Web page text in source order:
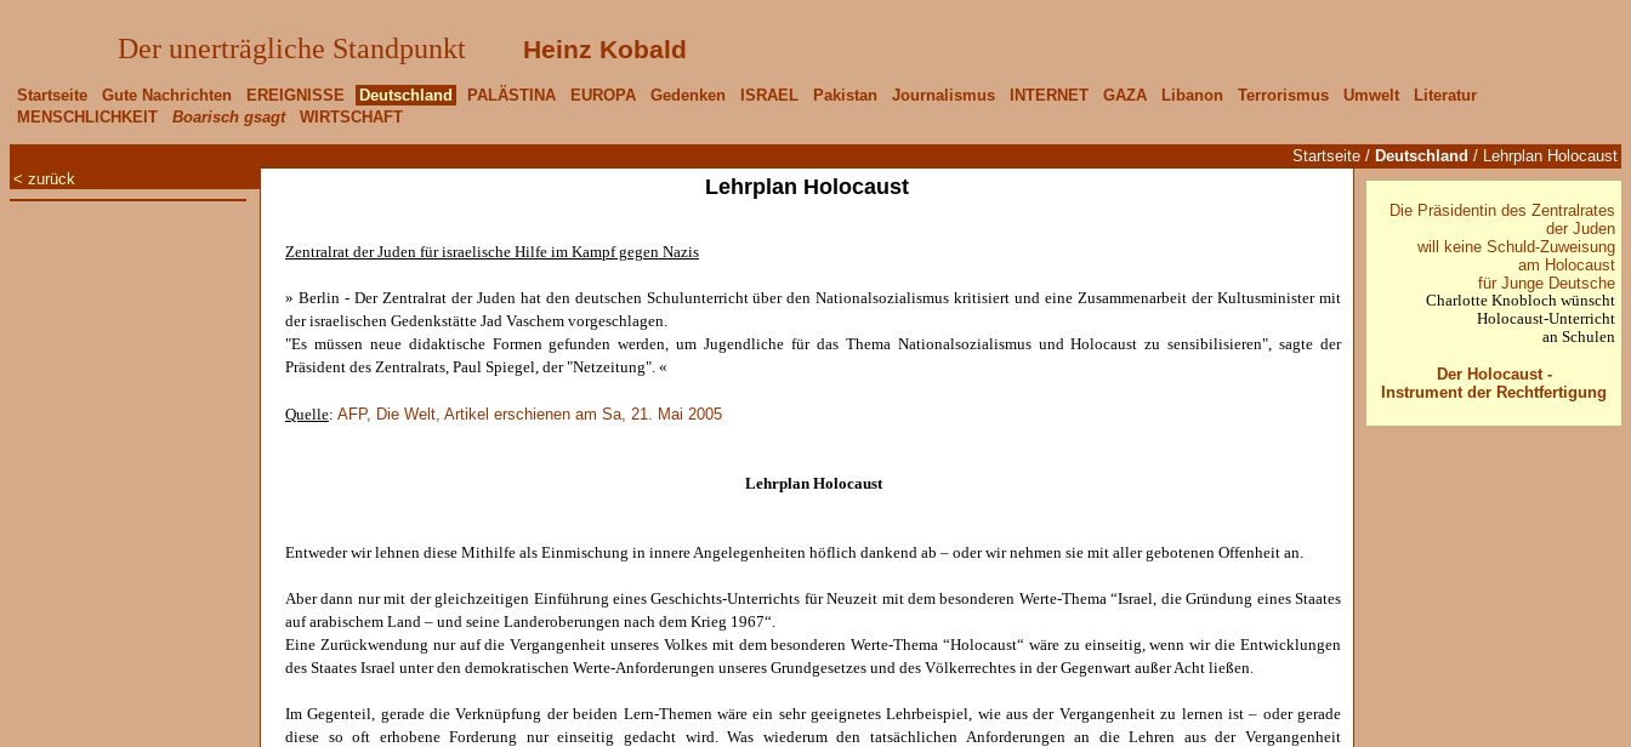
Der unerträgliche Standpunkt Heinz Kobald
Startseite Gute Nachrichten EREIGNISSE Deutschland PALÄSTINA EUROPA Gedenken ISRAEL Pakistan Journalismus INTERNET GAZA Libanon Terrorismus Umwelt
Literatur
MENSCHLICHKEIT
Boarisch gsagt WIRTSCHAFT
Startseite / Deutschland / Lehrplan Holocaust
< zurück
Lehrplan Holocaust
Zentralrat der Juden für israelische Hilfe im Kampf gegen Nazis
» Berlin - Der Zentralrat der Juden hat den deutschen Schulunterricht über den Nationalsozialismus kritisiert und eine Zusammenarbeit der Kultusminister mit
der israelischen Gedenkstätte Jad Vaschem vorgeschlagen.
"Es müssen neue didaktische Formen gefunden werden, um Jugendliche für das Thema Nationalsozialismus und Holocaust zu sensibilisieren", sagte der
Präsident des Zentralrats, Paul Spiegel, der "Netzeitung". «
Quelle: AFP, Die Welt, Artikel erschienen am Sa, 21. Mai 2005
Lehrplan Holocaust
Entweder wir lehnen diese Mithilfe als Einmischung in innere Angelegenheiten höflich dankend ab – oder wir nehmen sie mit aller gebotenen Offenheit an.
Aber dann nur mit der gleichzeitigen Einführung eines Geschichts-Unterrichts für Neuzeit mit dem besonderen Werte-Thema “Israel, die Gründung eines Staates
auf arabischem Land – und seine Landeroberungen nach dem Krieg 1967“.
Eine Zurückwendung nur auf die Vergangenheit unseres Volkes mit dem besonderen Werte-Thema “Holocaust“ wäre zu einseitig, wenn wir die Entwicklungen
des Staates Israel unter den demokratischen Werte-Anforderungen unseres Grundgesetzes und des Völkerrechtes in der Gegenwart außer Acht ließen.
Im Gegenteil, gerade die Verknüpfung der beiden Lern-Themen wäre ein sehr geeignetes Lehrbeispiel, wie aus der Vergangenheit zu lernen ist – oder gerade
diese so oft erhobene Forderung nur einseitig gedacht wird. Was wiederum den tatsächlichen Anforderungen an die Lehren aus der Vergangenheit
Die Präsidentin des Zentralrates
der Juden
will keine Schuld-Zuweisung
am Holocaust
für Junge Deutsche
Charlotte Knobloch wünscht
Holocaust-Unterricht
an Schulen
Der Holocaust -
Instrument der Rechtfertigung